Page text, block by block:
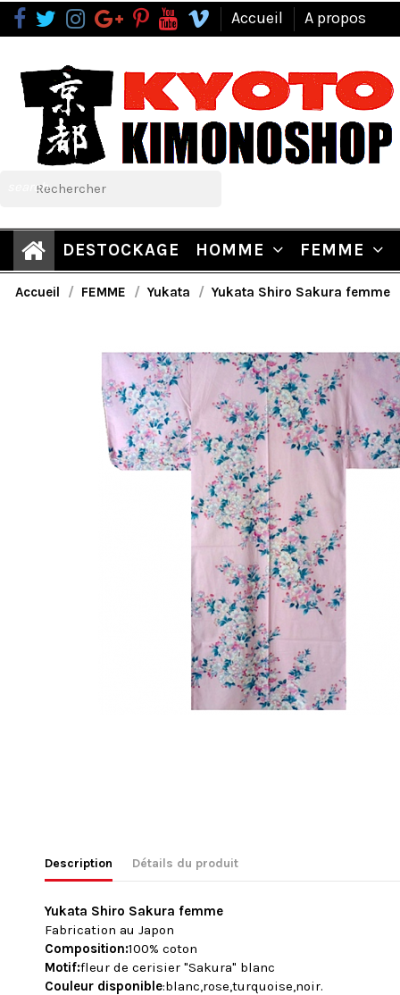
Accueil A propos
search
DESTOCKAGE HOMME FEMME
Accueil FEMME Yukata Yukata Shiro Sakura femme
Description Détails du produit
Yukata Shiro Sakura femme
Fabrication au Japon
Composition:100% coton
Motif:fleur de cerisier "Sakura" blanc
Couleur disponible:blanc,rose,turquoise,noir.